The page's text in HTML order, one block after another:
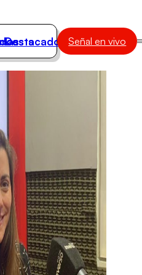
Destacados Señal en vivo